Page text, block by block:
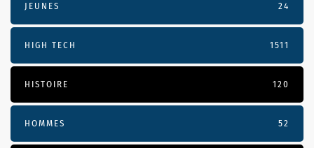
JEUNES
24
HIGH TECH 1511
HISTOIRE 120
HOMMES 52